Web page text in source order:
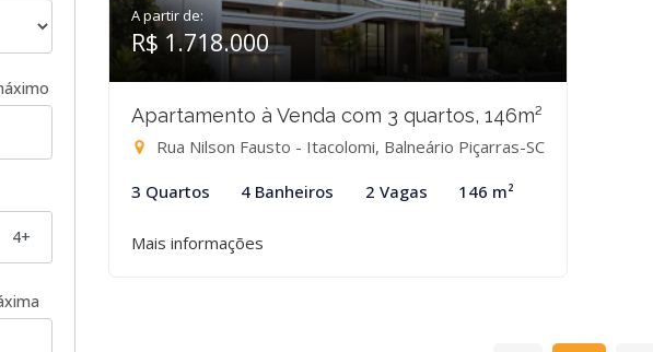
4+
A partir de:
R$ 1.718.000
Apartamento à Venda com 3 quartos, 146m²
Rua Nilson Fausto - Itacolomi, Balneário Piçarras-SC
3 Quartos 4 Banheiros 2 Vagas 146 m²
Mais informações